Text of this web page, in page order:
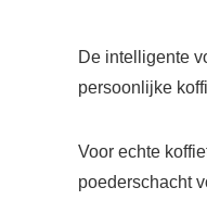
De intelligente
persoonlijke
Voor echte
poederschacht